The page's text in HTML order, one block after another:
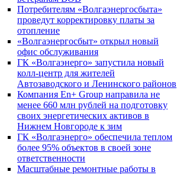
Потребителям «Волгаэнергосбыта»
проведут корректировку платы за
отопление
«Волгаэнергосбыт» открыл новый
офис обслуживания
ГК «Волгаэнерго» запустила новый
колл-центр для жителей
Автозаводского и Ленинского районов
Компания En+ Group направила не
менее 660 млн рублей на подготовку
своих энергетических активов в
Нижнем Новгороде к зим
ГК «Волгаэнерго» обеспечила теплом
более 95% объектов в своей зоне
ответственности
Масштабные ремонтные работы в